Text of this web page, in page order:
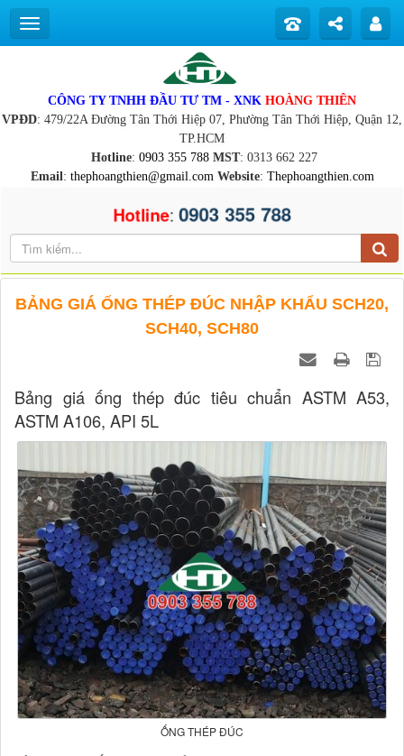
CÔNG TY TNHH ĐẦU TƯ TM - XNK HOÀNG THIÊN
VPĐD: 479/22A Đường Tân Thới Hiệp 07, Phường Tân Thới Hiệp, Quận 12,
TP.HCM
Hotline: 0903 355 788 MST: 0313 662 227
Email: thephoangthien@gmail.com Website: Thephoangthien.com
Hotline: 0903 355 788
BẢNG GIÁ ỐNG THÉP ĐÚC NHẬP KHẨU SCH20,
SCH40, SCH80
Bảng giá ống thép đúc tiêu chuẩn ASTM A53,
ASTM A106, API 5L
ỐNG THÉP ĐÚC